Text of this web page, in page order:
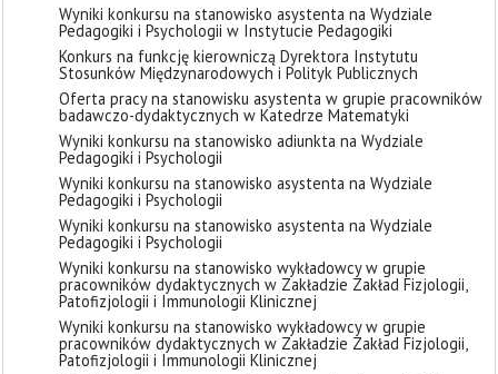
Wyniki konkursu na stanowisko asystenta na Wydziale
Pedagogiki i Psychologii w Instytucie Pedagogiki
Konkurs na funkcję kierowniczą Dyrektora Instytutu
Stosunków Międzynarodowych i Polityk Publicznych
Oferta pracy na stanowisku asystenta w grupie pracowników
badawczo-dydaktycznych w Katedrze Matematyki
Wyniki konkursu na stanowisko adiunkta na Wydziale
Pedagogiki i Psychologii
Wyniki konkursu na stanowisko asystenta na Wydziale
Pedagogiki i Psychologii
Wyniki konkursu na stanowisko asystenta na Wydziale
Pedagogiki i Psychologii
Wyniki konkursu na stanowisko wykładowcy w grupie
pracowników dydaktycznych w Zakładzie Zakład Fizjologii,
Patofizjologii i Immunologii Klinicznej
Wyniki konkursu na stanowisko wykładowcy w grupie
pracowników dydaktycznych w Zakładzie Zakład Fizjologii,
Patofizjologii i Immunologii Klinicznej